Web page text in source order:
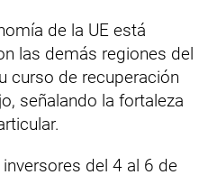
de la UE está
las demás regiones del
curso de recuperación
señalando la fortaleza
del 4 al 6 de